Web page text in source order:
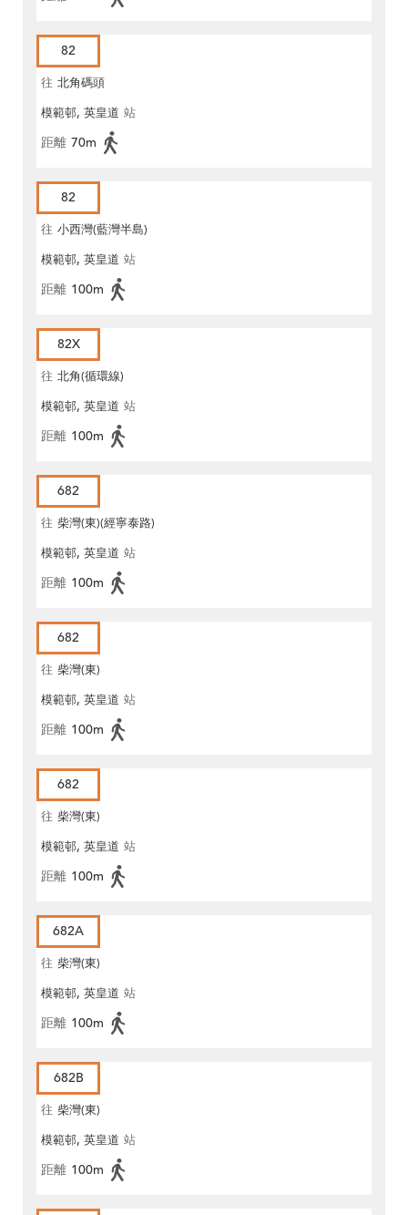
82
往 北角碼頭
模範邨, 英皇道 站
距離 70m
82
往 小西灣(藍灣半島)
模範邨, 英皇道 站
距離 100m
82X
往 北角(循環線)
模範邨, 英皇道 站
距離 100m
682
往 柴灣(東)(經寧泰路)
模範邨, 英皇道 站
距離 100m
682
往 柴灣(東)
模範邨, 英皇道 站
距離 100m
682
往 柴灣(東)
模範邨, 英皇道 站
距離 100m
682A
往 柴灣(東)
模範邨, 英皇道 站
距離 100m
682B
往 柴灣(東)
模範邨, 英皇道 站
距離 100m